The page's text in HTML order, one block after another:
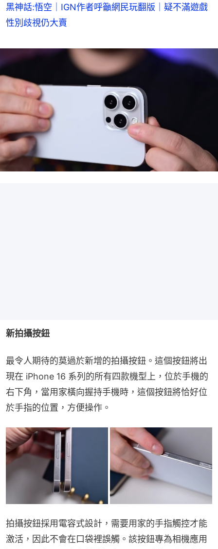
黑神話:悟空｜IGN作者呼籲網民玩翻版｜疑不滿遊戲
性別歧視仍大賣
新拍攝按鈕
最令人期待的莫過於新增的拍攝按鈕。這個按鈕將出
現在 iPhone 16 系列的所有四款機型上，位於手機的
右下角，當用家橫向握持手機時，這個按鈕將恰好位
於手指的位置，方便操作。
拍攝按鈕採用電容式設計，需要用家的手指觸控才能
激活，因此不會在口袋裡誤觸。該按鈕專為相機應用